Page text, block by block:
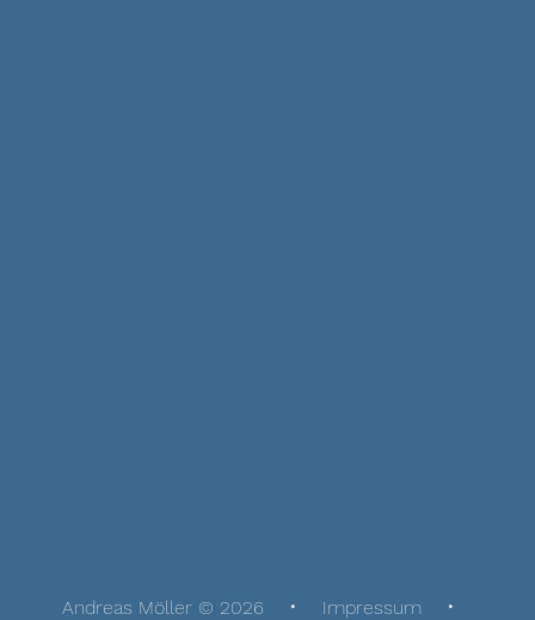
Andreas Möller © 2026 Impressum